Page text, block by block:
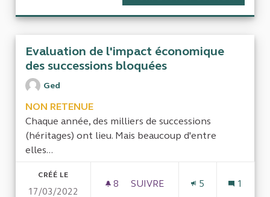
Evaluation de l'impact économique
des successions bloquées
Ged
NON RETENUE
Chaque année, des milliers de successions
(héritages) ont lieu. Mais beaucoup d'entre
elles...
CRÉÉ LE
17/03/2022
8 8 ABONNÉS
SUIVRE
5 1